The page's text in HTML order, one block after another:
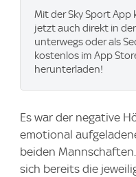
Mit der Sky Sport App
jetzt auch direkt in
unterwegs oder als
kostenlos im App
herunterladen!
Es war der negative
emotional
beiden
sich bereits die